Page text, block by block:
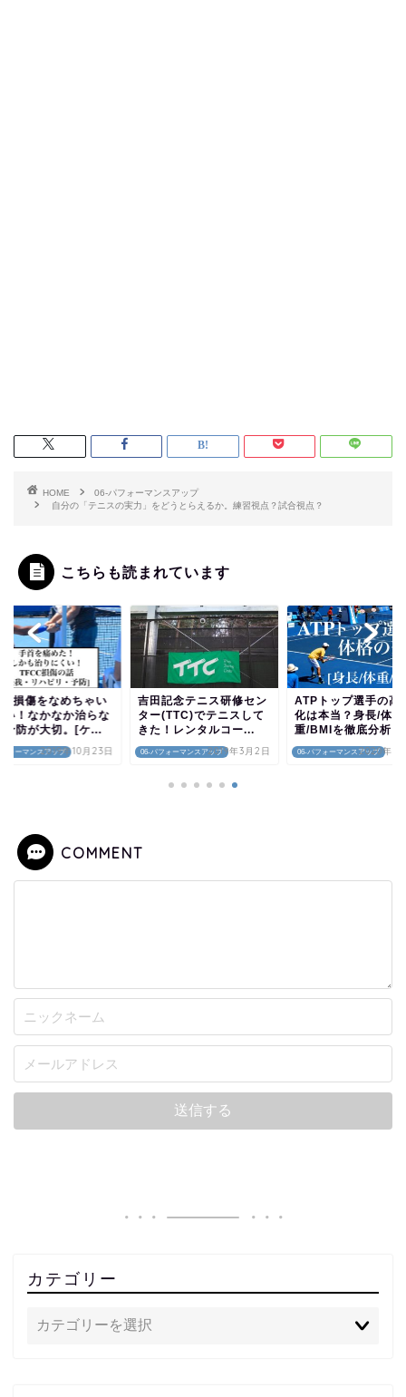
HOME
06-パフォーマンスアップ
自分の「テニスの実力」をどうとらえるか。練習視点？試合視点？
こちらも読まれています
ォーマンスアップ
損傷をなめちゃい
い！なかなか治らな
予防が大切。[ケ...
2019年10月23日 06-パフォーマンスアップ
吉田記念テニス研修セン
ター(TTC)でテニスして
きた！レンタルコー...
2019年3月2日 06-パフォーマンスアップ
ATPトップ選手の高
化は本当？身長/体
重/BMIを徹底分析
2020年5
COMMENT
カテゴリー